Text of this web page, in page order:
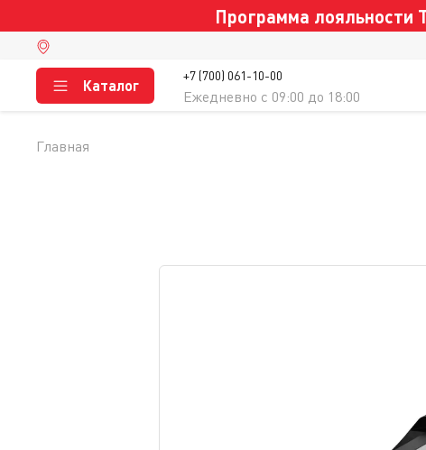
Программа лояльности
+7 (700) 061-10-00
Ежедневно c 09:00 до 18:00
Каталог
Главная